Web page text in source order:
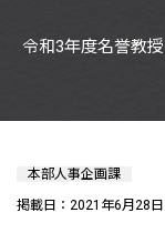
令和3年度名誉教
本部人事企画課
掲載日：2021年6月28日